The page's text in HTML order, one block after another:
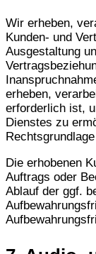
Wir erheben,
Kunden- und
Ausgestaltung
erheben,
erforderlich ist,
Dienstes zu
Die erhobenen
Auftrags oder
Ablauf der ggf.